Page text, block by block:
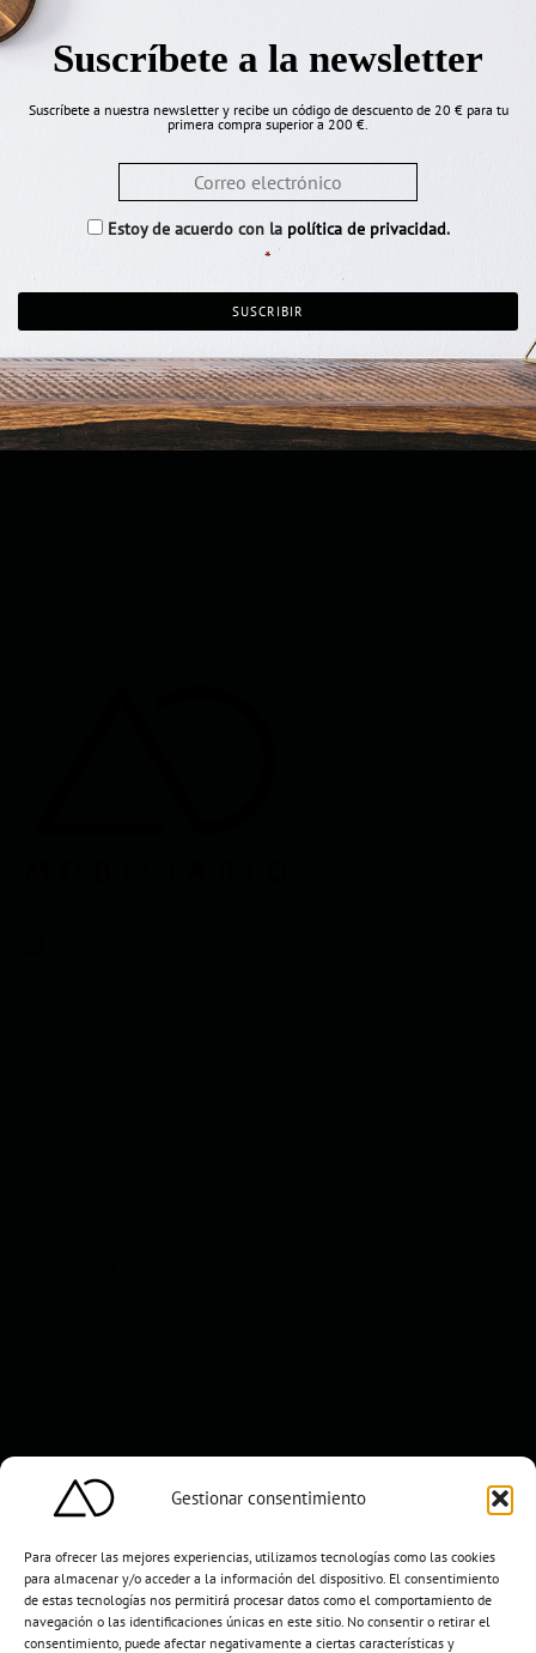
Gestionar consentimiento
Para ofrecer las mejores experiencias, utilizamos tecnologías como las cookies
para almacenar y/o acceder a la información del dispositivo. El consentimiento
de estas tecnologías nos permitirá procesar datos como el comportamiento de
navegación o las identificaciones únicas en este sitio. No consentir o retirar el
consentimiento, puede afectar negativamente a ciertas características y
Suscríbete a la newsletter
Suscríbete a nuestra newsletter y recibe un código de descuento de 20 € para tu
primera compra superior a 200 €.
Email*
Consentimiento*
Estoy de acuerdo con la política de privacidad.
*
Mi cuenta